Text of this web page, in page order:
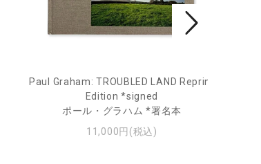
Paul Graham: TROUBLED LAND Reprint
Edition *signed
ポール・グラハム *署名本
11,000円(税込)